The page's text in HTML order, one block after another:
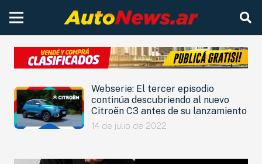
Webserie: El tercer episodio
continúa descubriendo al nuevo
Citroën C3 antes de su lanzamiento
14 de julio de 2022